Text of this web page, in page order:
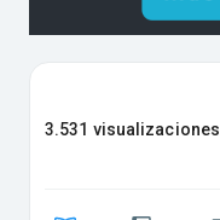
3.531 visualizaciones